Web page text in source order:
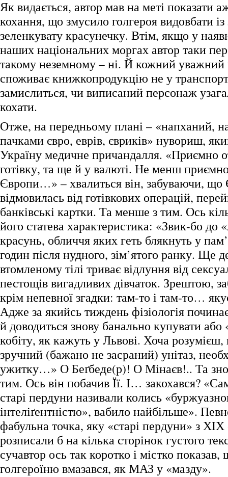
Як видається, автор мав на меті показати
кохання, що змусило голгероя видовбати
зеленкувату красунечку. Втім, якщо у
наших національних моргах автор таки
такому неземному – ні. Й кожний уважний
споживає книжкопродукцію не у
замислиться, чи виписаний персонаж
кохати.
Отже, на передньому плані – «напханий,
пачками євро, еврів, євриків» нувориш,
Україну медичне причандалля. «Приємно
готівку, та ще й у валюті. Не менш
Європи…» – хвалиться він, забуваючи, що
відмовилась від готівкових операцій,
банківські картки. Та менше з тим. Ось
його статева характеристика: «Звик-бо до
красунь, обличчя яких геть блякнуть у
годин після нудного, зім’ятого ранку. Ще
втомленому тілі триває відлуння від
пестощів вигадливих дівчаток. Зрештою,
крім непевної згадки: там-то і там-то…
Адже за якийсь тиждень фізіологія
й доводиться знову банально купувати або
кобіту, як кажуть у Львові. Хоча
зручний (бажано не засраний) унітаз,
ужитку…» О Беґбеде(р)! О Мінаєв!.. Та
тим. Ось він побачив Її. І… закохався?
старі пердуни називали колись
інтеліґентністю», вабило найбільше».
фабульна точка, яку «старі пердуни» з ХІХ
розписали б на кілька сторінок густого
сучавтор ось так коротко і містко
голгероїню вмазався, як МАЗ у «мазду».